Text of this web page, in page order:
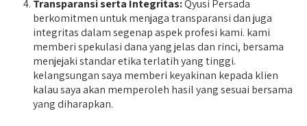
Transparansi serta Integritas:Qyusi Persada
berkomitmen untuk menjaga transparansi dan juga
integritas dalam segenap aspek profesi kami. kami
memberi spekulasi dana yang jelas dan rinci, bersama
menjejaki standar etika terlatih yang tinggi.
kelangsungan saya memberi keyakinan kepada klien
kalau saya akan memperoleh hasil yang sesuai bersama
yang diharapkan.